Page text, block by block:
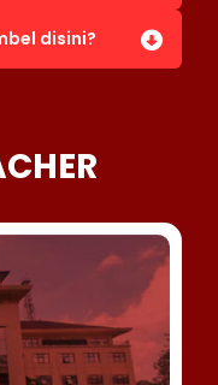
disini?